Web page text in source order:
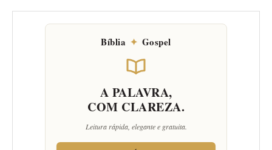
Bíblia ✦ Gospel
A PALAVRA,
COM CLAREZA.
Leitura rápida, elegante e gratuita.